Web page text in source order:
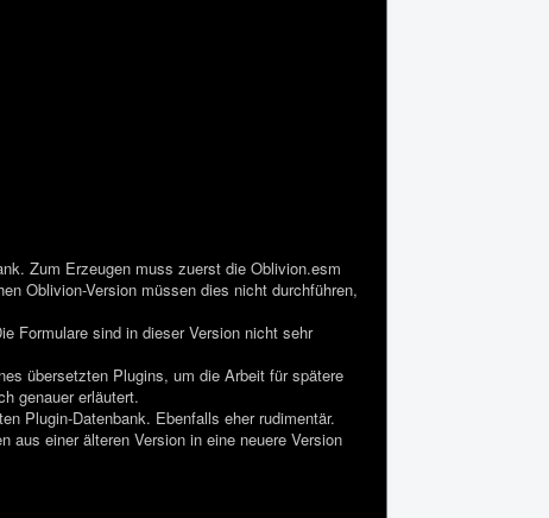
Zum Erzeugen muss zuerst die Oblivion.esm
Oblivion-Version müssen dies nicht durchführen,
Formulare sind in dieser Version nicht sehr
übersetzten Plugins, um die Arbeit für spätere
genauer erläutert.
Plugin-Datenbank. Ebenfalls eher rudimentär.
aus einer älteren Version in eine neuere Version